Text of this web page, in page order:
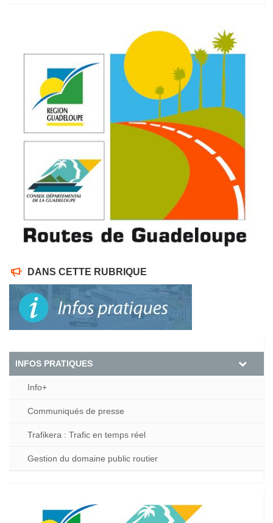
DANS CETTE RUBRIQUE
INFOS PRATIQUES
Info+
Communiqués de presse
Trafikera : Trafic en temps réel
Gestion du domaine public routier